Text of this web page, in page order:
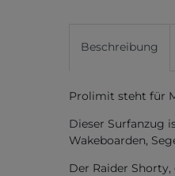
Beschreibung
Prolimit steht für
Dieser Surfanzug
Wakeboarden,
Der Raider